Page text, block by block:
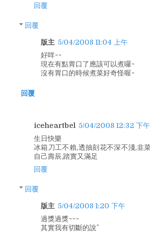
回覆
回覆
版主 5/04/2008 11:04 上午
好咩~~
現在有點胃口了應該可以煮囉~
沒有胃口的時候煮菜好奇怪喔~
回覆
iceheartbel 5/04/2008 12:32 下午
生日快樂
冰箱刀工不賴,透抽刻花不深不淺,韭
自己壽辰,踏實又滿足
回覆
回覆
版主 5/04/2008 1:20 下午
過獎過獎~~~
其實我有切斷的說^^